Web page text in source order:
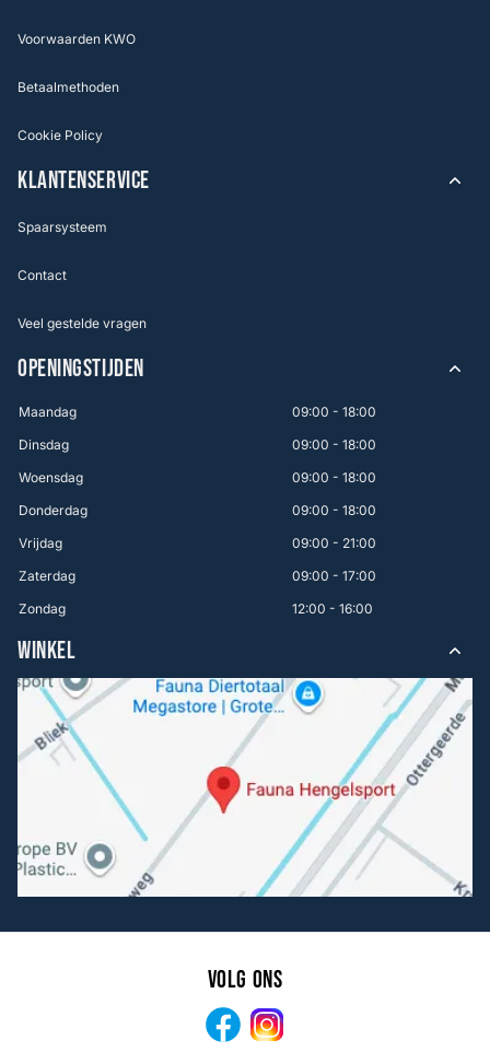
Voorwaarden KWO
Betaalmethoden
Cookie Policy
KLANTENSERVICE
Spaarsysteem
Contact
Veel gestelde vragen
OPENINGSTIJDEN
Maandag
09:00 - 18:00
Dinsdag
09:00 - 18:00
Woensdag
09:00 - 18:00
Donderdag
09:00 - 18:00
Vrijdag
09:00 - 21:00
Zaterdag
09:00 - 17:00
Zondag
12:00 - 16:00
WINKEL
Volg ons
Facebook